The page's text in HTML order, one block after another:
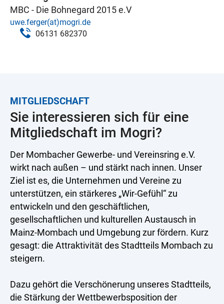
MBC - Die Bohnegard 2015 e.V
uwe.ferger(at)mogri.de
06131 682370
MITGLIEDSCHAFT
Sie interessieren sich für eine
Mitgliedschaft im Mogri?
Der Mombacher Gewerbe- und Vereinsring e.V.
wirkt nach außen – und stärkt nach innen. Unser
Ziel ist es, die Unternehmen und Vereine zu
unterstützen, ein stärkeres „Wir-Gefühl“ zu
entwickeln und den geschäftlichen,
gesellschaftlichen und kulturellen Austausch in
Mainz-Mombach und Umgebung zur fördern. Kurz
gesagt: die Attraktivität des Stadtteils Mombach zu
steigern.
Dazu gehört die Verschönerung unseres Stadtteils,
die Stärkung der Wettbewerbsposition der